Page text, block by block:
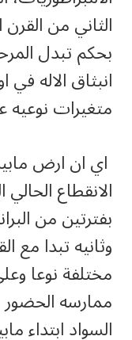
الثاني من القرن
بحكم تبدل
انبثاق الاله
متغيرات
اي ان ارض
الانقطاع
بفترتين من
وثانيه تبدا مع
مختلفة نوعا
ممارسه
السواد ابتداء